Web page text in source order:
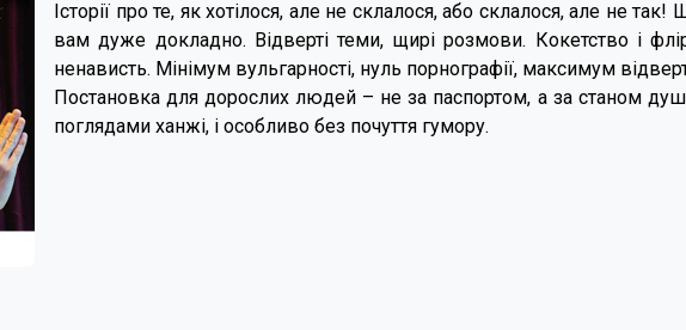
Історії про те, як хотілося, але не склалося, або склалося, але не
вам дуже докладно. Відверті теми, щирі розмови. Кокетство і
ненависть. Мінімум вульгарності, нуль порнографії, максимум
Постановка для дорослих людей – не за паспортом, а за станом
поглядами ханжі, і особливо без почуття гумору.